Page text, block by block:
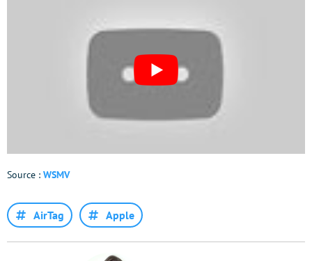
Source : WSMV
AirTag Apple